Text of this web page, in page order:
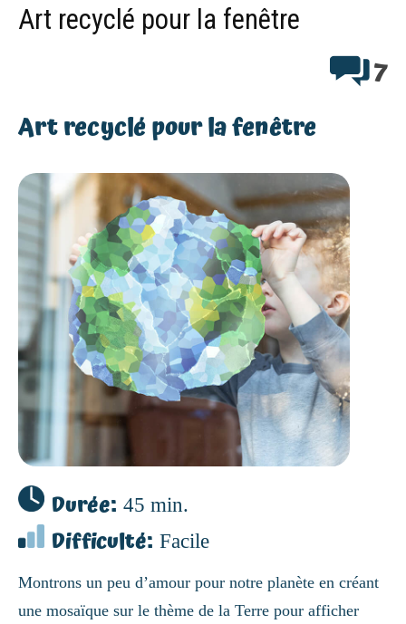
Art recyclé pour la fenêtre
7
Art recyclé pour la fenêtre
Durée: 45 min.
Difficulté: Facile
Montrons un peu d’amour pour notre planète en créant
une mosaïque sur le thème de la Terre pour afficher